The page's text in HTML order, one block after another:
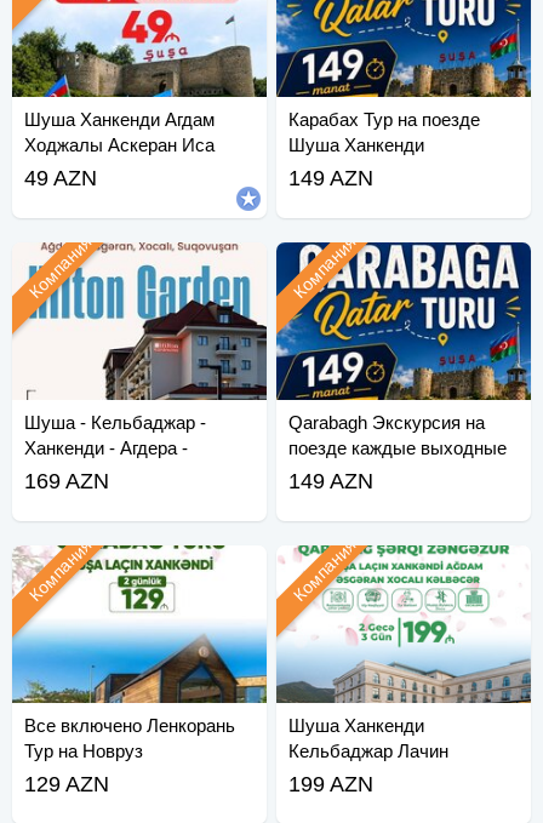
Шуша Ханкенди Агдам
Ходжалы Аскеран Иса
Булаги
49 AZN
Карабах Тур на поезде
Шуша Ханкенди
149 AZN
Шуша - Кельбаджар -
Ханкенди - Агдера -
Суговушан - Агдам - Хо
Компания
169 AZN
Qarabagh Экскурсия на
поезде каждые выходные
(май-июнь)
Компания
149 AZN
Все включено Ленкорань
Тур на Новруз
Компания
129 AZN
Шуша Ханкенди
Кельбаджар Лачин
Компания
199 AZN